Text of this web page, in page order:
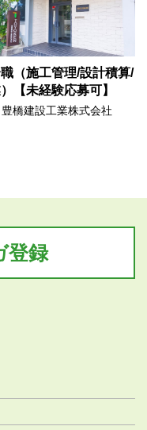
（施工管理/設計積算/
【未経験応募可】
豊橋建設工業株式会社
登録